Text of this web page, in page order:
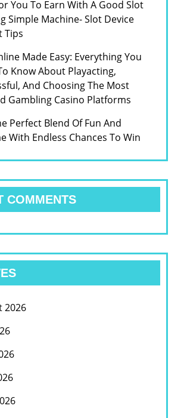
You To Earn With A Good Slot
Simple Machine- Slot Device
Tips
Made Easy: Everything You
Know About Playacting,
And Choosing The Most
Gambling Casino Platforms
Perfect Blend Of Fun And
With Endless Chances To Win
COMMENTS
2026